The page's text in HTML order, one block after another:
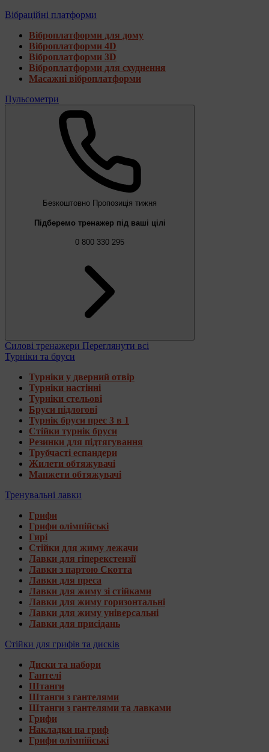
Вібраційні платформи
Віброплатформи для дому
Віброплатформи 4D
Віброплатформи 3D
Віброплатформи для схуднення
Масажні віброплатформи
Пульсометри
Безкоштовно Пропозиція тижня
Підберемо тренажер під ваші цілі
0 800 330 295
Силові тренажери Переглянути всі
Турніки та бруси
Турніки у дверний отвір
Турніки настінні
Турніки стельові
Бруси підлогові
Турнік бруси прес 3 в 1
Стійки турнік бруси
Резинки для підтягування
Трубчасті еспандери
Жилети обтяжувачі
Манжети обтяжувачі
Тренувальні лавки
Грифи
Грифи олімпійські
Гирі
Стійки для жиму лежачи
Лавки для гіперекстензії
Лавки з партою Скотта
Лавки для преса
Лавки для жиму зі стійками
Лавки для жиму горизонтальні
Лавки для жиму універсальні
Лавки для присідань
Стійки для грифів та дисків
Диски та набори
Гантелі
Штанги
Штанги з гантелями
Штанги з гантелями та лавками
Грифи
Накладки на гриф
Грифи олімпійські